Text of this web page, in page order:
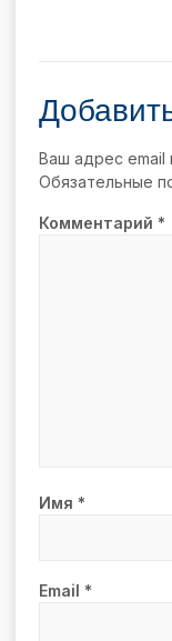
Ваш адрес email
Обязательные
Комментарий *
Имя *
Email *